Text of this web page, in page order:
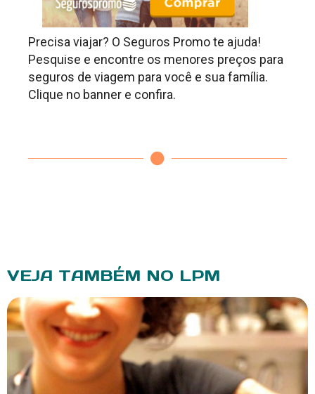
Precisa viajar? O Seguros Promo te ajuda!
Pesquise e encontre os menores preços para
seguros de viagem para você e sua família.
Clique no banner e confira.
VEJA TAMBÉM NO LPM